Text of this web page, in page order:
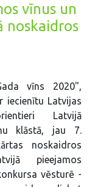
vīnus un
noskaidros
vīns 2020",
iecienītu Latvijas
Latvijā
klāstā, jau 7.
noskaidros
pieejamos
vēsturē -